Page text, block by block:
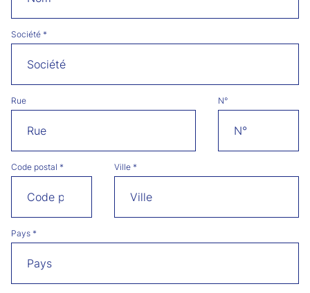
Société *
Rue N°
Code postal * Ville *
Pays *